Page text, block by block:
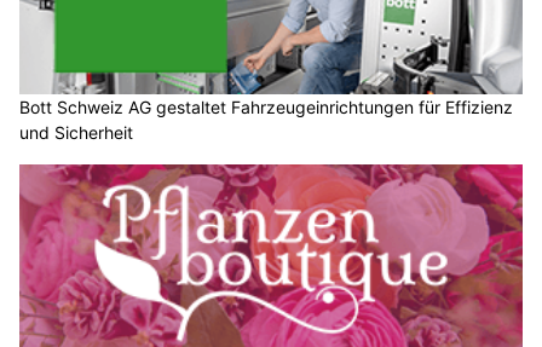
Bott Schweiz AG gestaltet Fahrzeugeinrichtungen für Effizienz
und Sicherheit